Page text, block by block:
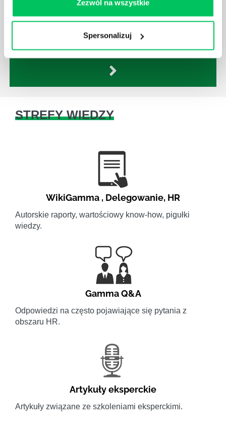
Zezwól na wszystkie
Spersonalizuj
Istnieje wiele metod zarządzania, które mogą okazać
się niezwykle przydatne. Zarządzanie zasobami
jest jednak łatwe i warto mieć tego świadomość.
STREFY WIEDZY
WikiGamma , Delegowanie, HR
Autorskie raporty, wartościowy know-how, pigułki
wiedzy.
Gamma Q&A
Odpowiedzi na często pojawiające się pytania z
obszaru HR.
Artykuły eksperckie
Artykuły związane ze szkoleniami eksperckimi.